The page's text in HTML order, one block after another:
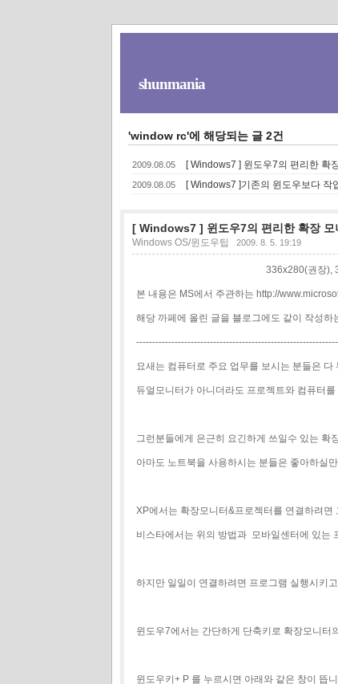
shunmania
'window rc'에 해당되는 글 2건
2009.08.05 [ Windows7 ] 윈도우7의 편리한 확
2009.08.05 [ Windows7 ]기존의 윈도우보다 작
[ Windows7 ] 윈도우7의 편리한 확장 모
Windows OS/윈도우팁 2009. 8. 5. 19:19
336x280(권장),
본 내용은 MS에서 주관하는 http://
해당 까페에 올린 글을 블로그에도 같이 작성하
요새는 컴퓨터로 주요 업무를 보시는 분들은
듀얼모니터가 아니더라도 프로젝트와 컴퓨터
그런분들에게 은근히 요긴하게 쓰일수 있는 확
아마도 노트북을 사용하시는 분들은 좋아하실
XP에서는 확장모니터&프로젝터를 연결하려
비스타에서는 위의 방법과 모바일센터에 있는
하지만 일일이 연결하려면 프로그램 실행시키
윈도우7에서는 간단하게 단축키로 확장모니터
윈도우키+ P 를 누르시면 아래와 같은 창이 뜹